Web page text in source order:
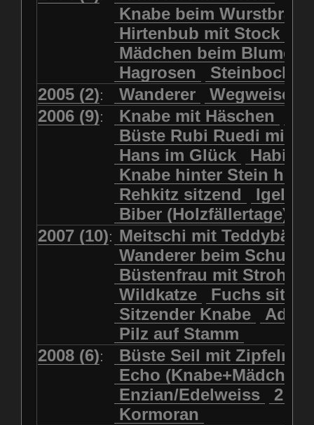
Mädchen beim Blumenpflücken
Mädchen in Regenjacke
Mädchen in Regenjacke und
Mädchen mit Regenmolch
Mädchen mit Schmetterling
Mätti Grossmann-Michel
Meitschi (Rundweg)
Meitschi mit Teddybär
Pilzfraueli Risetenmandli
Sitzender Knabe Tengeler
Wanderer
Wanderer beim Schuhbinden
Wegweiser Wilde Hilde
Wildhüter Wurzelkind
Luchs schreitend
Luchs sitzend Murmeltier
Murmeltiere Rehbockkopf
Rehkitz Rehkitz sitzend
Salamader Schmetterling
Schmetterlinge Schnecke
Schwarznasenschaf
Schwarznasenschaf mit Kalb
Steinbock
Steinbock Steinmarder
Uhu Uhu mit Jungen
Waschbär Wildkatze
Wolf Ziegenkopf
Knabe beim
Hirtenbub mit Stock
Mädchen beim
Hagrosen
Steinbock
2005 (2): Wanderer
Wegweiser
2006 (9): Knabe mit Häschen
Büste Rubi Ruedi mit
Hans im Glück
Knabe hinter Stein
Rehkitz sitzend
Igel
Biber (Holzfällertage)
2007 (10): Meitschi mit Teddybär
Wanderer beim
Büstenfrau mit Strohut
Wildkatze
Fuchs
Sitzender Knabe
Adler
Pilz auf Stamm
2008 (6):
Büste Seil mit
Echo
Enzian/Edelweiss
2
Kormoran